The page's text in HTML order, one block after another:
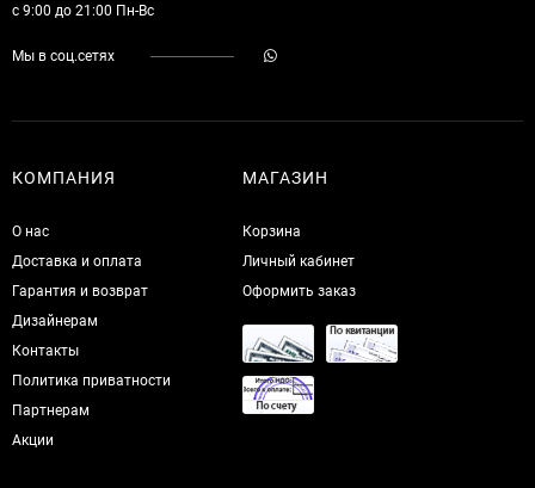
с 9:00 до 21:00 Пн-Вс
Мы в соц.сетях
КОМПАНИЯ
О нас
Доставка и оплата
Гарантия и возврат
Дизайнерам
Контакты
Политика приватности
Партнерам
Акции
МАГАЗИН
Корзина
Личный кабинет
Оформить заказ